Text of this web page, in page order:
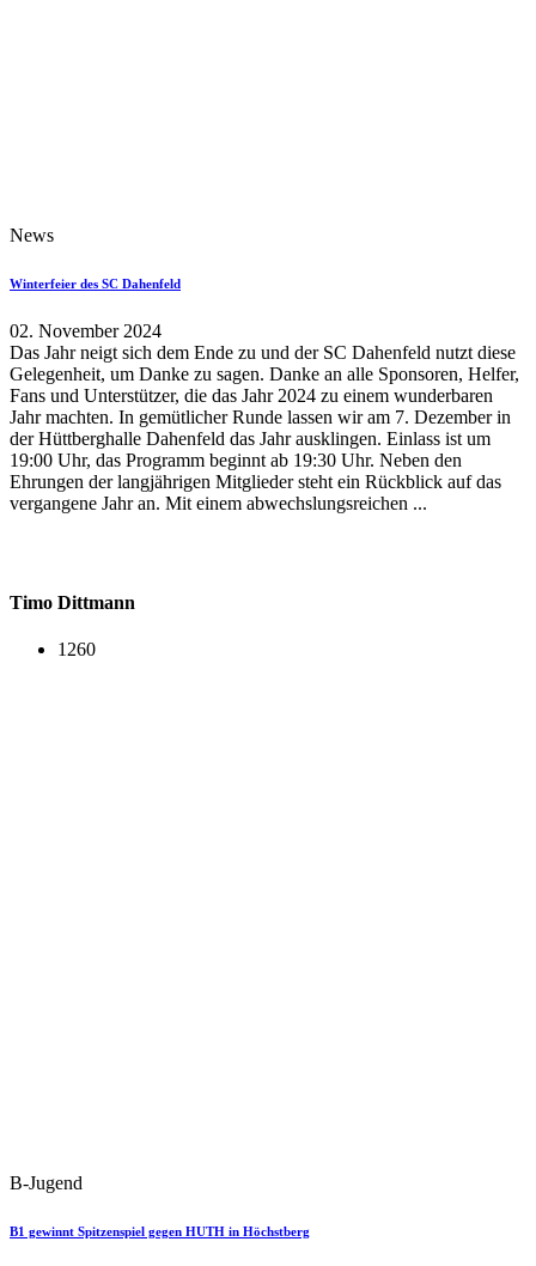
News
Winterfeier des SC Dahenfeld
02. November 2024
Das Jahr neigt sich dem Ende zu und der SC Dahenfeld nutzt diese
Gelegenheit, um Danke zu sagen. Danke an alle Sponsoren, Helfer,
Fans und Unterstützer, die das Jahr 2024 zu einem wunderbaren
Jahr machten. In gemütlicher Runde lassen wir am 7. Dezember in
der Hüttberghalle Dahenfeld das Jahr ausklingen. Einlass ist um
19:00 Uhr, das Programm beginnt ab 19:30 Uhr. Neben den
Ehrungen der langjährigen Mitglieder steht ein Rückblick auf das
vergangene Jahr an. Mit einem abwechslungsreichen ...
Timo Dittmann
1260
B-Jugend
B1 gewinnt Spitzenspiel gegen HUTH in Höchstberg